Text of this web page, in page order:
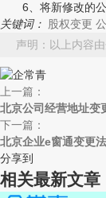
6、将新修改的公
关键词：
股权变更
声明：以上内容
上一篇：
北京公司经营地址变
下一篇：
北京企业e窗通变更
分享到
相关最新文章